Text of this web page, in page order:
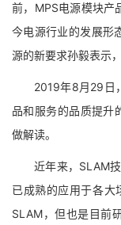
前，MPS电源模块产
今电源行业的发展形
源的新要求孙毅表示
2019年8月29日，
品和服务的品质提升
做解读。
近年来，SLAM技
已成熟的应用于各大
SLAM，但也是目前